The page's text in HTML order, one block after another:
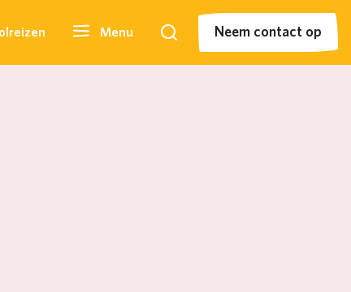
Menu Zoeken Neem contact op
Neem contact op